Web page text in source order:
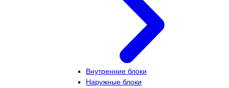
Внутренние блоки
Наружные блоки